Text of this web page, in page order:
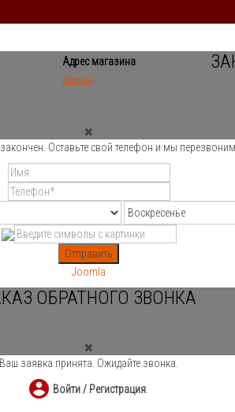
Адрес магазина
Москва
Оставьте свой телефон и мы
Отправить
Joomla
ОБРАТНОГО ЗВОНКА
Ваш заявка принята. Ожидайте звонка.
Войти / Регистрация